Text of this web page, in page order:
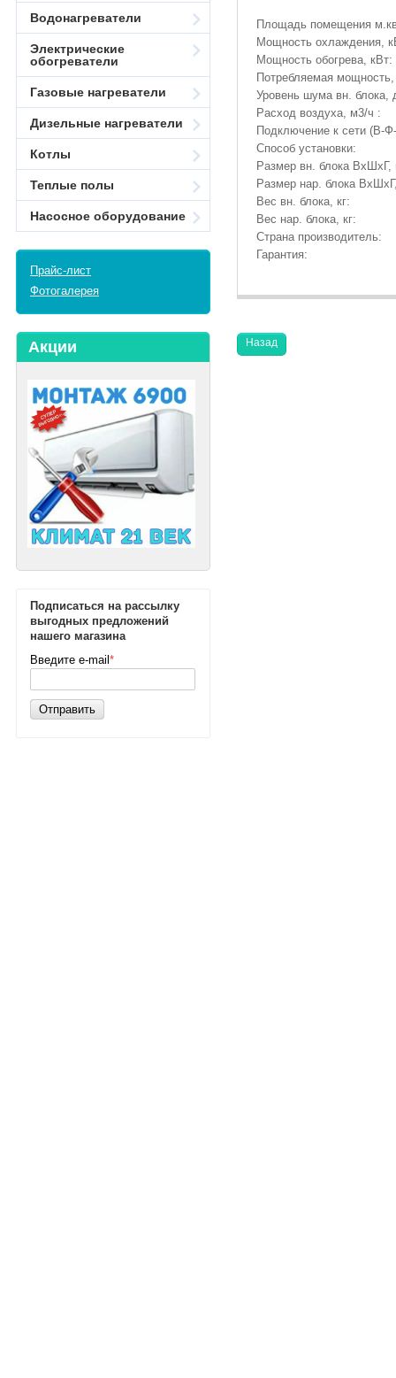
Площадь помещения
Мощность охлаждения,
Мощность обогрева, кВт:
Потребляемая
Уровень шума вн. блока,
Расход воздуха, м3/ч :
Подключение к сети (В-
Способ установки:
Размер вн. блока
Размер нар. блока
Вес вн. блока, кг:
Вес нар. блока, кг:
Страна производитель:
Гарантия:
Назад
Водонагреватели
Электрические
обогреватели
Газовые нагреватели
Дизельные нагреватели
Котлы
Теплые полы
Насосное оборудование
Прайс-лист
Фотогалерея
Акции
Подписаться на рассылку
выгодных предложений
нашего магазина
Введите e-mail *
Отправить